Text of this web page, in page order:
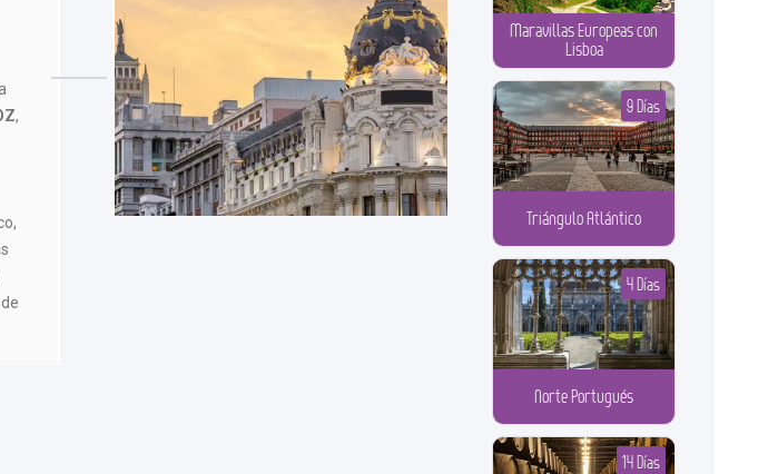
,
Maravillas Europeas con
Lisboa
Triángulo Atlántico
9 Días
Norte Portugués
4 Días
14 Días